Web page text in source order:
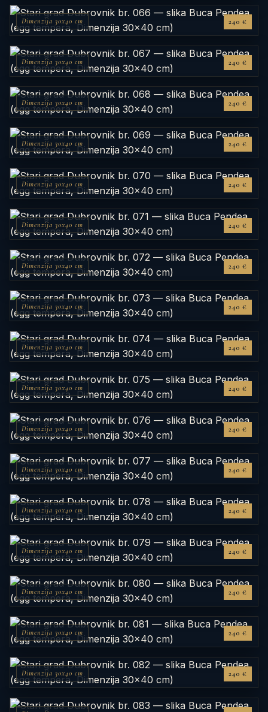
Dimenzija 30x40 cm 240 €
Dimenzija 30x40 cm 240 €
Dimenzija 30x40 cm 240 €
Dimenzija 30x40 cm 240 €
Dimenzija 30x40 cm 240 €
Dimenzija 30x40 cm 240 €
Dimenzija 30x40 cm 240 €
Dimenzija 30x40 cm 240 €
Dimenzija 30x40 cm 240 €
Dimenzija 30x40 cm 240 €
Dimenzija 30x40 cm 240 €
Dimenzija 30x40 cm 240 €
Dimenzija 30x40 cm 240 €
Dimenzija 30x40 cm 240 €
Dimenzija 30x40 cm 240 €
Dimenzija 30x40 cm 240 €
Dimenzija 30x40 cm 240 €